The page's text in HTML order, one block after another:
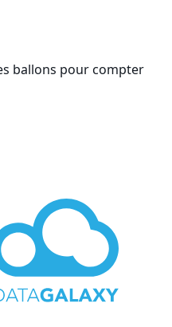
ballons pour compter